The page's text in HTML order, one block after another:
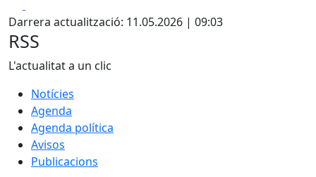
Darrera actualització: 11.05.2026 | 09:03
RSS
L'actualitat a un clic
Notícies
Agenda
Agenda política
Avisos
Publicacions